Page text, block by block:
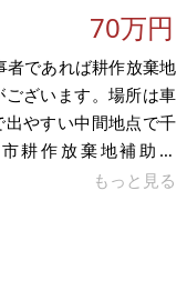
70万円
者であれば耕作放棄地
ざいます。場所は車
やすい中間地点で千
年間最
稲敷市
もっと見る